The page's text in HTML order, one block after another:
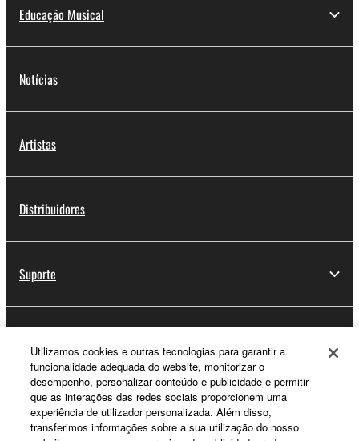
Educação Musical
Notícias
Artistas
Distribuidores
Suporte
Sobre a Yamaha
Utilizamos cookies e outras tecnologias para garantir a
funcionalidade adequada do website, monitorizar o
desempenho, personalizar conteúdo e publicidade e permitir
que as interações das redes sociais proporcionem uma
experiência de utilizador personalizada. Além disso,
transferimos informações sobre a sua utilização do nosso